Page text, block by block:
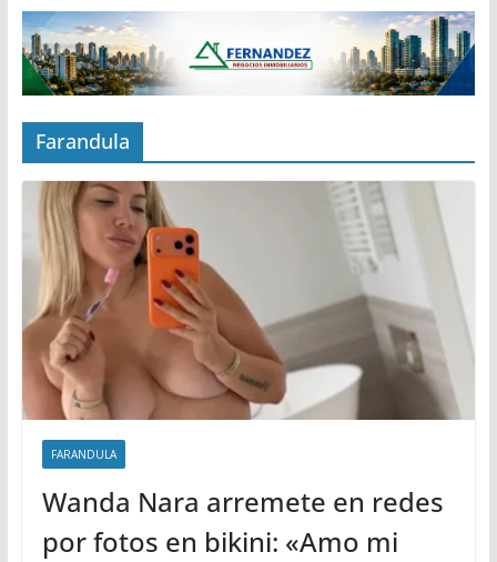
Farandula
FARANDULA
Wanda Nara arremete en redes
por fotos en bikini: «Amo mi